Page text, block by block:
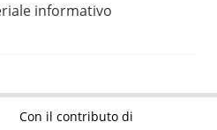
informativo
Con il contributo di